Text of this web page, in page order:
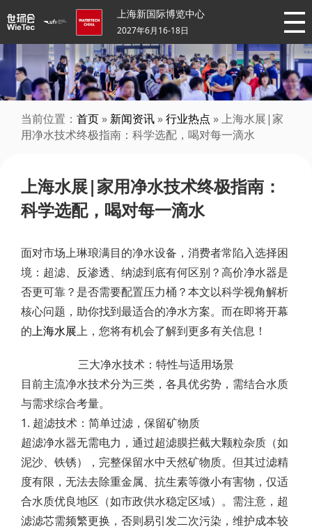
上海新国际博览中心
2027年6月16-18日
当前位置： 首页 » 新闻资讯 »行业热点 » 上海水展|家
用净水技术终极指南：科学选配，喝对每一滴水
上海水展|家用净水技术终极指南：
科学选配，喝对每一滴水
面对市场上琳琅满目的净水设备，消费者常陷入选择困
境：超滤、反渗透、纳滤到底有何区别？高价净水器是
否更可靠？是否需要配置压力桶？本文以科学视角解析
核心问题，助你找到最适合的净水方案。而在即将开幕
的上海水展上，您将有机会了解到更多有关信息！
三大净水技术：特性与适用场景
目前主流净水技术分为三类，各具优劣势，需结合水质
与需求综合考量。
1. 超滤技术：简单过滤，保留矿物质
超滤净水器无需电力，通过超滤膜拦截大颗粒杂质（如
泥沙、铁锈），完整保留水中天然矿物质。但其过滤精
度有限，无法去除重金属、抗生素等微小有害物，仅适
合水质优良地区（如市政供水稳定区域）。需注意，超
滤滤芯需频繁更换，否则易引发二次污染，维护成本较